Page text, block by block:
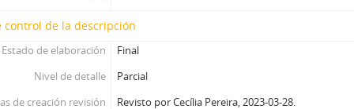
control de la descripción
Estado de elaboración
Final
Nivel de detalle
Parcial
de creación revisión
Revisto por Cecília Pereira, 2023-03-28.